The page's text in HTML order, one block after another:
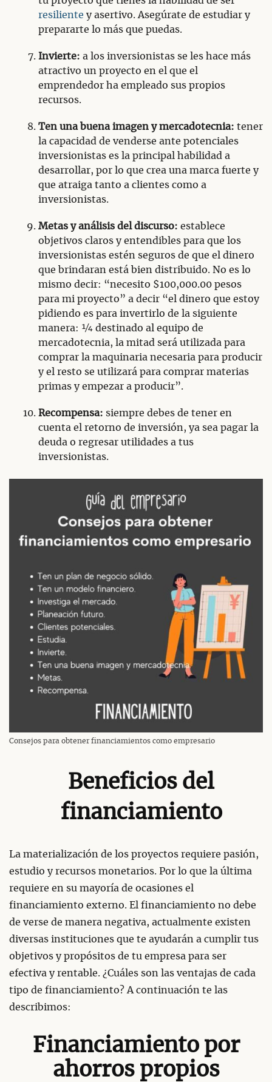
resiliente y asertivo. Asegúrate de estudiar y
prepararte lo más que puedas.
Invierte: a los inversionistas se les hace más
atractivo un proyecto en el que el
emprendedor ha empleado sus propios
recursos.
Ten una buena imagen y mercadotecnia: tener
la capacidad de venderse ante potenciales
inversionistas es la principal habilidad a
desarrollar, por lo que crea una marca fuerte y
que atraiga tanto a clientes como a
inversionistas.
Metas y análisis del discurso: establece
objetivos claros y entendibles para que los
inversionistas estén seguros de que el dinero
que brindaran está bien distribuido. No es lo
mismo decir: “necesito $100,000.00 pesos
para mi proyecto” a decir “el dinero que estoy
pidiendo es para invertirlo de la siguiente
manera: ¼ destinado al equipo de
mercadotecnia, la mitad será utilizada para
comprar la maquinaria necesaria para producir
y el resto se utilizará para comprar materias
primas y empezar a producir”.
Recompensa: siempre debes de tener en
cuenta el retorno de inversión, ya sea pagar la
deuda o regresar utilidades a tus
inversionistas.
Consejos para obtener financiamientos como empresario
Beneficios del
financiamiento
La materialización de los proyectos requiere pasión,
estudio y recursos monetarios. Por lo que la última
requiere en su mayoría de ocasiones el
financiamiento externo. El financiamiento no debe
de verse de manera negativa, actualmente existen
diversas instituciones que te ayudarán a cumplir tus
objetivos y propósitos de tu empresa para ser
efectiva y rentable. ¿Cuáles son las ventajas de cada
tipo de financiamiento? A continuación te las
describimos:
Financiamiento por
ahorros propios